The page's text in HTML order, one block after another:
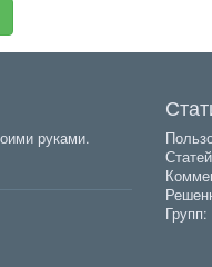
руками.
Групп: